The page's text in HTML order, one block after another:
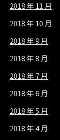
2018 年 11 月
2018 年 10 月
2018 年 9 月
2018 年 8 月
2018 年 7 月
2018 年 6 月
2018 年 5 月
2018 年 4 月